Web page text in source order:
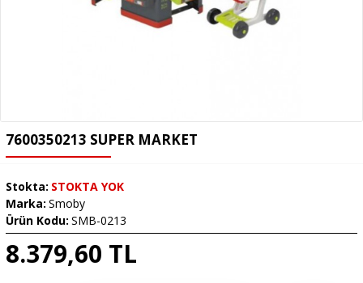
7600350213 SUPER MARKET
8.379,60 TL
Stokta: STOKTA YOK
Marka: Smoby
Ürün Kodu: SMB-0213